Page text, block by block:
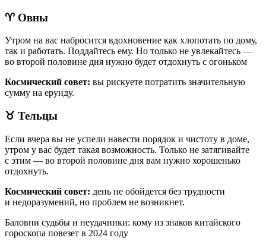
♈ Овны
Утром на вас набросится вдохновение как хлопотать по дому,
так и работать. Поддайтесь ему. Но только не увлекайтесь —
во второй половине дня нужно будет отдохнуть с огоньком
Космический совет: вы рискуете потратить значительную
сумму на ерунду.
♉ Тельцы
Если вчера вы не успели навести порядок и чистоту в доме,
утром у вас будет такая возможность. Только не затягивайте
с этим — во второй половине дня вам нужно хорошенько
отдохнуть.
Космический совет: день не обойдется без трудности
и недоразумений, но проблем не возникнет.
Баловни судьбы и неудачники: кому из знаков китайского
гороскопа повезет в 2024 году